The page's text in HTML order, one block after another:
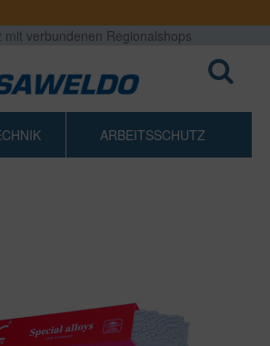
mit verbundenen Regionalshops
ARBEITSSCHUTZ